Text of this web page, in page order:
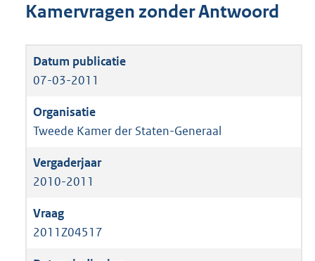
Kamervragen zonder Antwoord
07-03-2011
Tweede Kamer der Staten-Generaal
2010-2011
2011Z04517